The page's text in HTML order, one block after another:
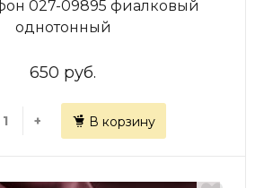
027-09895 фиалковый
однотонный
650 руб.
+ В корзину